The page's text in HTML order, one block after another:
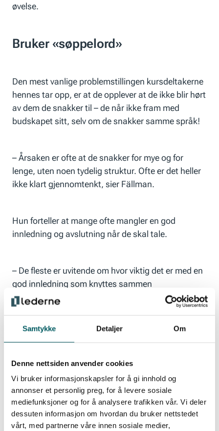
Samtykke Detaljer Om
Denne nettsiden anvender cookies
Vi bruker informasjonskapsler for å gi innhold og
annonser et personlig preg, for å levere sosiale
mediefunksjoner og for å analysere trafikken vår. Vi deler
dessuten informasjon om hvordan du bruker nettstedet
vårt, med partnerne våre innen sosiale medier,
øvelse.
Bruker «søppelord»
Den mest vanlige problemstillingen kursdeltakerne
hennes tar opp, er at de opplever at de ikke blir hørt
av dem de snakker til – de når ikke fram med
budskapet sitt, selv om de snakker samme språk!
– Årsaken er ofte at de snakker for mye og for
lenge, uten noen tydelig struktur. Ofte er det heller
ikke klart gjennomtenkt, sier Fällman.
Hun forteller at mange ofte mangler en god
innledning og avslutning når de skal tale.
– De fleste er uvitende om hvor viktig det er med en
god innledning som knyttes sammen
med avslutningen. Det er ikke alle som skjønner at
man må tenke gjennom det når man forbereder
seg.
En annen felle mange går i, er at de snakker
utydelig, og legger inn det Fällman kaller
søppelord.
– Lyder som «ehh» og «hmm» er gode eksempler